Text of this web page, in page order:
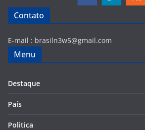
Contato
E-mail : brasiln3w5@gmail.com
Menu
Destaque
País
Politica